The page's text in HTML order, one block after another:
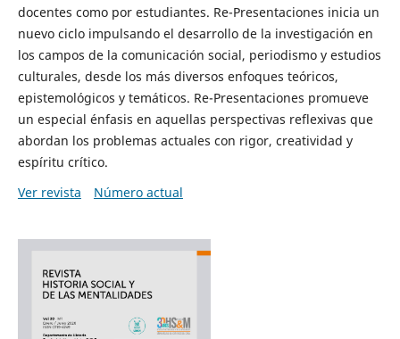
docentes como por estudiantes. Re-Presentaciones inicia un
nuevo ciclo impulsando el desarrollo de la investigación en
los campos de la comunicación social, periodismo y estudios
culturales, desde los más diversos enfoques teóricos,
epistemológicos y temáticos. Re-Presentaciones promueve
un especial énfasis en aquellas perspectivas reflexivas que
abordan los problemas actuales con rigor, creatividad y
espíritu crítico.
Ver revista
Número actual